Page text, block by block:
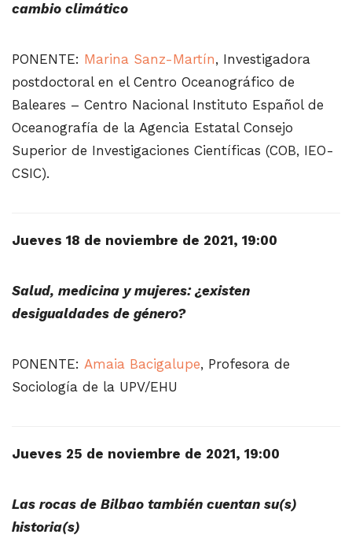
cambio climático
PONENTE: Marina Sanz-Martín, Investigadora
postdoctoral en el Centro Oceanográfico de
Baleares – Centro Nacional Instituto Español de
Oceanografía de la Agencia Estatal Consejo
Superior de Investigaciones Científicas (COB, IEO-
CSIC).
Jueves 18 de noviembre de 2021, 19:00
Salud, medicina y mujeres: ¿existen
desigualdades de género?
PONENTE: Amaia Bacigalupe, Profesora de
Sociología de la UPV/EHU
Jueves 25 de noviembre de 2021, 19:00
Las rocas de Bilbao también cuentan su(s)
historia(s)